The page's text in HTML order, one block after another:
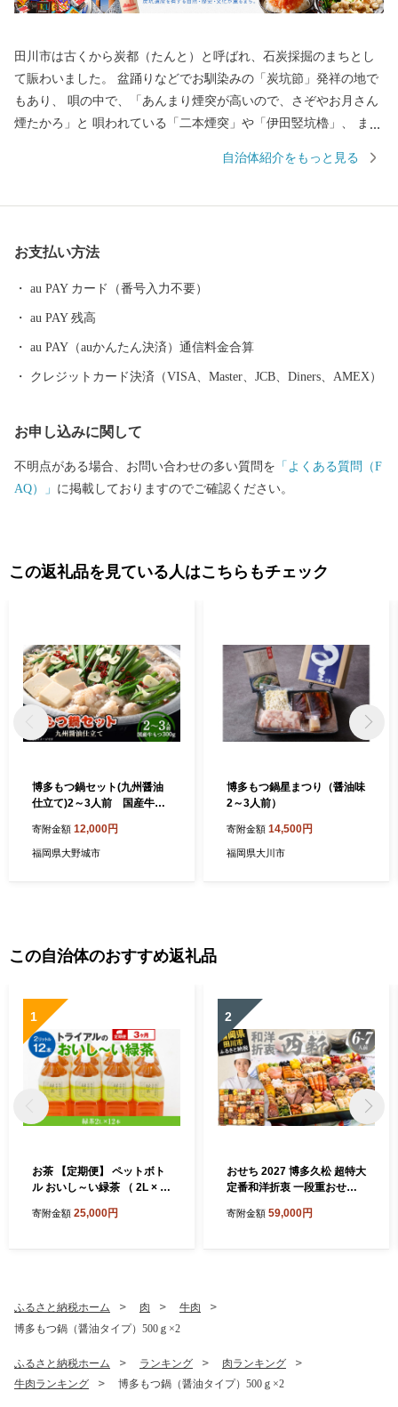
田川市は古くから炭都（たんと）と呼ばれ、石炭採掘のまちとし
て賑わいました。 盆踊りなどでお馴染みの「炭坑節」発祥の地で
もあり、 唄の中で、「あんまり煙突が高いので、さぞやお月さん
煙たかろ」と 唄われている「二本煙突」や「伊田竪坑櫓」、 ま
クション」など、 数々の炭坑遺産を有する自然・歴史・文化が薫
自治体紹介をもっと見る
お支払い方法
au PAY カード（番号入力不要）
au PAY 残高
au PAY（auかんたん決済）通信料金合算
クレジットカード決済（VISA、Master、JCB、Diners、AMEX）
お申し込みに関して
不明点がある場合、お問い合わせの多い質問を 「よくある質問（F
AQ）」 に掲載しておりますのでご確認ください。
この返礼品を見ている人はこちらもチェック
博多もつ鍋セット(九州醤油
仕立て)2～3人前 国産牛も
寄附金額 12,000円
福岡県大野城市
博多もつ鍋星まつり（醤油味
2～3人前）
寄附金額 14,500円
福岡県大川市
この自治体のおすすめ返礼品
1
お茶 【定期便】 ペットボト
ル おいし～い緑茶 （ 2L × 1
飲み物 ドリンク ギフト 贈答
備蓄 常備品 ケース 箱 箱買い
買い置き 国産茶葉 消耗品 日
用品 飲料水 緑茶 ペットボト
寄附金額 25,000円
2
おせち 2027 博多久松 超特大
定番和洋折衷 一段重おせち
せち料理 重箱 お正月 冷凍お
27 冷凍
寄附金額 59,000円
ふるさと納税ホーム 肉
牛肉
博多もつ鍋（醤油タイプ）500ｇ×2
ふるさと納税ホーム ランキング
肉ランキング
牛肉ランキング
博多もつ鍋（醤油タイプ）500ｇ×2